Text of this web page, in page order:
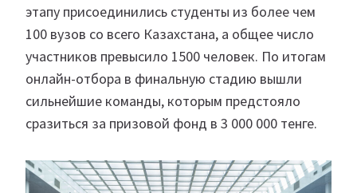
этапу присоединились студенты из более чем
100 вузов со всего Казахстана, а общее число
участников превысило 1500 человек. По итогам
онлайн-отбора в финальную стадию вышли
сильнейшие команды, которым предстояло
сразиться за призовой фонд в 3 000 000 тенге.